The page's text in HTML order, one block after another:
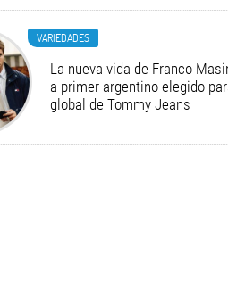
VARIEDADES
La nueva vida de Franco
a primer argentino elegido
global de Tommy Jeans